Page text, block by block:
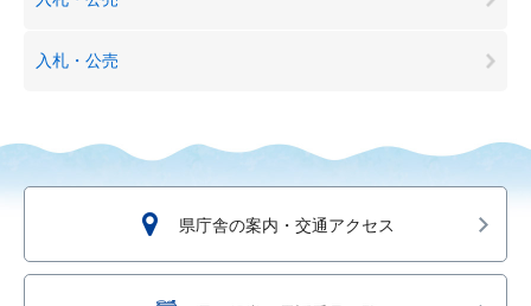
入札・公売
県庁舎の案内・交通アクセス